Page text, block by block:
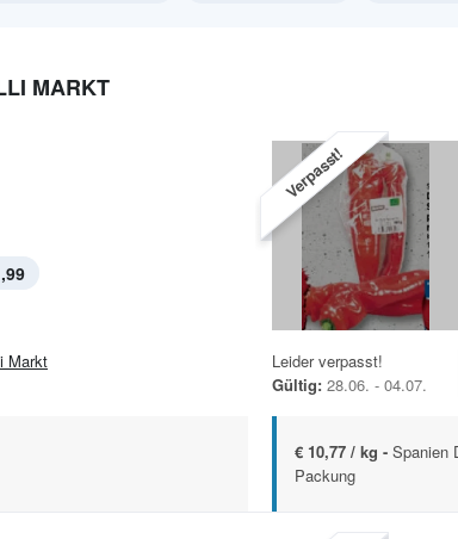
MARKT
Markt
Verpasst!
Leider verpasst!
Gültig: 28.06. - 04.07.
€ 10,77 / kg - Spanien
Packung